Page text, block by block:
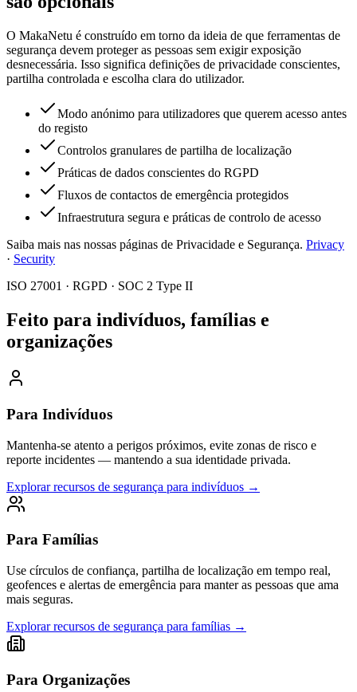
O MakaNetu é construído em torno da ideia de que ferramentas de
segurança devem proteger as pessoas sem exigir exposição
desnecessária. Isso significa definições de privacidade conscientes,
partilha controlada e escolha clara do utilizador.
Modo anónimo para utilizadores que querem acesso antes
do registo
Controlos granulares de partilha de localização
Práticas de dados conscientes do RGPD
Fluxos de contactos de emergência protegidos
Infraestrutura segura e práticas de controlo de acesso
Saiba mais nas nossas páginas de Privacidade e Segurança. Privacy
· Security
ISO 27001 · RGPD · SOC 2 Type II
Feito para indivíduos, famílias e
organizações
Para Indivíduos
Mantenha-se atento a perigos próximos, evite zonas de risco e
reporte incidentes — mantendo a sua identidade privada.
Explorar recursos de segurança para indivíduos →
Para Famílias
Use círculos de confiança, partilha de localização em tempo real,
geofences e alertas de emergência para manter as pessoas que ama
mais seguras.
Explorar recursos de segurança para famílias →
Para Organizações